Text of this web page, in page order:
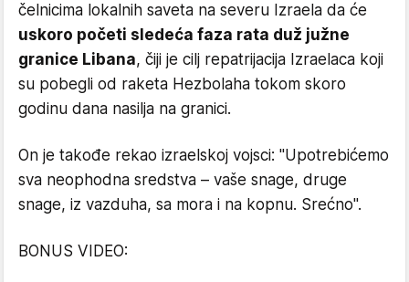
čelnicima lokalnih saveta na severu Izraela da će
uskoro početi sledeća faza rata duž južne
granice Libana, čiji je cilj repatrijacija Izraelaca koji
su pobegli od raketa Hezbolaha tokom skoro
godinu dana nasilja na granici.
On je takođe rekao izraelskoj vojsci: "Upotrebićemo
sva neophodna sredstva – vaše snage, druge
snage, iz vazduha, sa mora i na kopnu. Srećno".
BONUS VIDEO: